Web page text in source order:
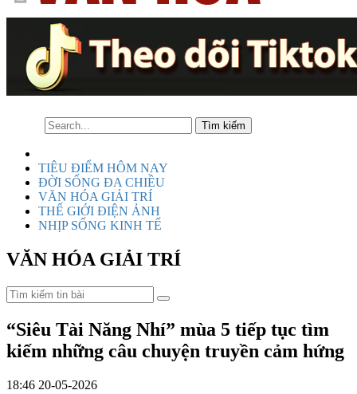
TIÊU ĐIỂM HÔM NAY
ĐỜI SỐNG ĐA CHIỀU
VĂN HÓA GIẢI TRÍ
THẾ GIỚI ĐIỆN ẢNH
NHỊP SỐNG KINH TẾ
VĂN HÓA GIẢI TRÍ
“Siêu Tài Năng Nhí” mùa 5 tiếp tục tìm
kiếm những câu chuyện truyền cảm hứng
18:46 20-05-2026